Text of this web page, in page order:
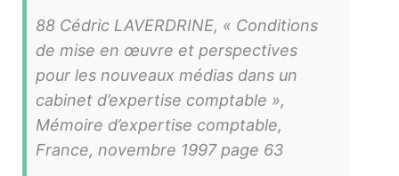
88 Cédric LAVERDRINE, « Conditions
de mise en œuvre et perspectives
pour les nouveaux médias dans un
cabinet d’expertise comptable »,
Mémoire d’expertise comptable,
France, novembre 1997 page 63